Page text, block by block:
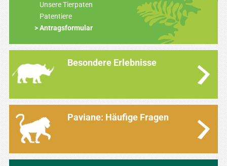
Unsere Tierpaten
Patentiere
Antragsformular
Besondere Erlebnisse
Paviane: Häufige Fragen